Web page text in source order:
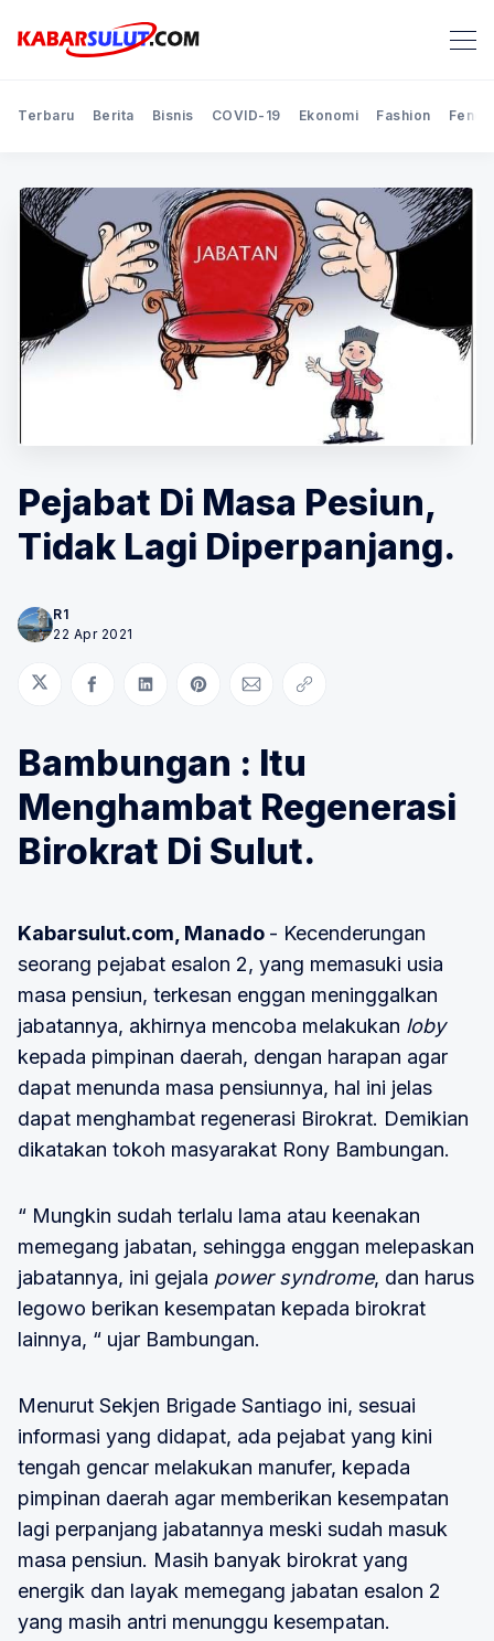
Terbaru Berita Bisnis COVID-19 Ekonomi Fashion
Pejabat Di Masa Pesiun,
Tidak Lagi Diperpanjang.
R1
22 Apr 2021
Bagikan di Twitter
Bagikan di Facebook
Bagikan di LinkedIn
Bagikan di Pinterest
Bagikan melalui Email
Salin tautan
Bambungan : Itu
Menghambat Regenerasi
Birokrat Di Sulut.
Kabarsulut.com, Manado - Kecenderungan
seorang pejabat esalon 2, yang memasuki usia
masa pensiun, terkesan enggan meninggalkan
jabatannya, akhirnya mencoba melakukan loby
kepada pimpinan daerah, dengan harapan agar
dapat menunda masa pensiunnya, hal ini jelas
dapat menghambat regenerasi Birokrat. Demikian
dikatakan tokoh masyarakat Rony Bambungan.
“ Mungkin sudah terlalu lama atau keenakan
memegang jabatan, sehingga enggan melepaskan
jabatannya, ini gejala power syndrome, dan harus
legowo berikan kesempatan kepada birokrat
lainnya, “ ujar Bambungan.
Menurut Sekjen Brigade Santiago ini, sesuai
informasi yang didapat, ada pejabat yang kini
tengah gencar melakukan manufer, kepada
pimpinan daerah agar memberikan kesempatan
lagi perpanjang jabatannya meski sudah masuk
masa pensiun. Masih banyak birokrat yang
energik dan layak memegang jabatan esalon 2
yang masih antri menunggu kesempatan.